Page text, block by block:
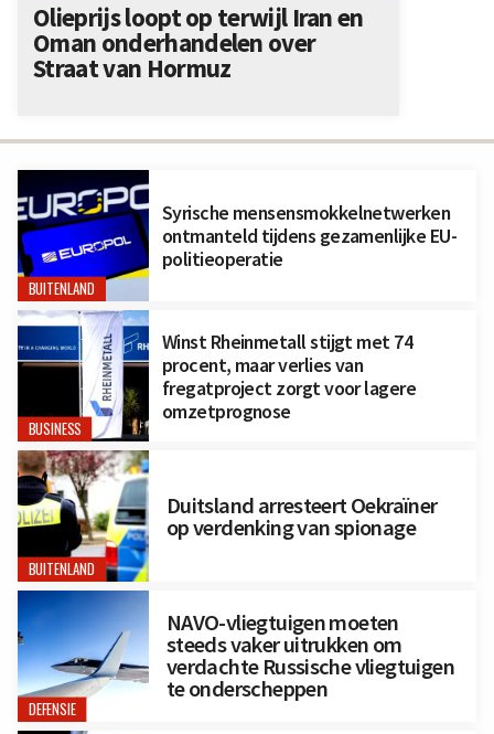
BUITENLAND
Syrische mensensmokkelnetwerken
ontmanteld tijdens gezamenlijke EU-
politieoperatie
BUSINESS
Winst Rheinmetall stijgt met 74
procent, maar verlies van
fregatproject zorgt voor lagere
omzetprognose
BUITENLAND
Duitsland arresteert Oekraïner
op verdenking van spionage
DEFENSIE
NAVO-vliegtuigen moeten
steeds vaker uitrukken om
verdachte Russische vliegtuigen
te onderscheppen
Olieprijs loopt op terwijl Iran en
Oman onderhandelen over
Straat van Hormuz